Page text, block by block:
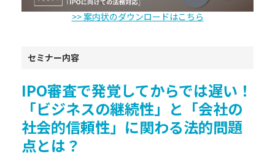
>> 案内状のダウンロードはこちら
セミナー内容
IPO審査で発覚してからでは遅い！
「ビジネスの継続性」と「会社の
社会的信頼性」に関わる法的問題
点とは？